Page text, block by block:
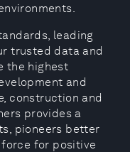
leading
trusted data and
the highest
and
construction and
provides a
pioneers better
for positive